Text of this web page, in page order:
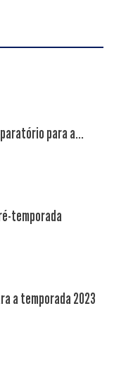
para a...
temporada
a temporada 2023